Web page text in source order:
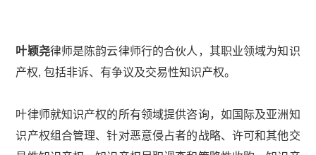
叶颖尧律师是陈韵云律师行的合伙人，其职业领域为知识
产权, 包括非诉、有争议及交易性知识产权。
叶律师就知识产权的所有领域提供咨询，如国际及亚洲知
识产权组合管理、针对恶意侵占者的战略、许可和其他交
争
议
解
商
业
及